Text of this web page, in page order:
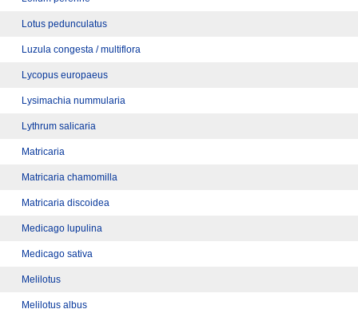
Lotus pedunculatus
Luzula congesta / multiflora
Lycopus europaeus
Lysimachia nummularia
Lythrum salicaria
Matricaria
Matricaria chamomilla
Matricaria discoidea
Medicago lupulina
Medicago sativa
Melilotus
Melilotus albus